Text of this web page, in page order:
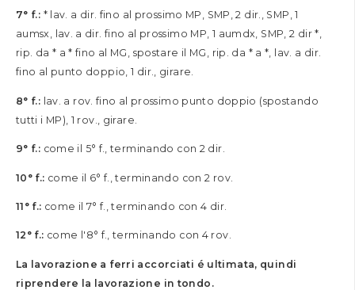
7° f.: * lav. a dir. fino al prossimo MP, SMP, 2 dir., SMP, 1
aumsx, lav. a dir. fino al prossimo MP, 1 aumdx, SMP, 2 dir *,
rip. da * a * fino al MG, spostare il MG, rip. da * a *, lav. a dir.
fino al punto doppio, 1 dir., girare.
8° f.: lav. a rov. fino al prossimo punto doppio (spostando
tutti i MP), 1 rov., girare.
9° f.: come il 5° f., terminando con 2 dir.
10° f.: come il 6° f., terminando con 2 rov.
11° f.: come il 7° f., terminando con 4 dir.
12° f.: come l'8° f., terminando con 4 rov.
La lavorazione a ferri accorciati é ultimata, quindi
riprendere la lavorazione in tondo.